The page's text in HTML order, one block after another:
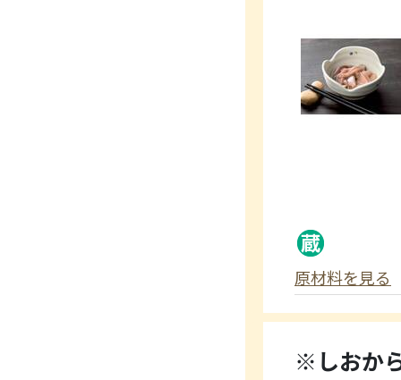
原材料を見る
※しおか